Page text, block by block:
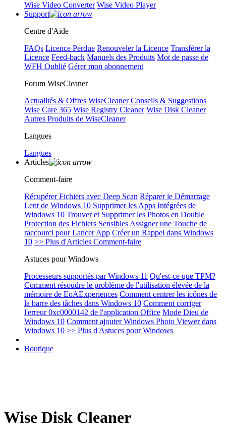
Wise Video Converter Wise Video Player
Support
Centre d'Aide
FAQs Licence Perdue Renouveler la Licence Transférer la
Licence Feed-back Manuels des Produits Mot de passe de
WFH Oublié Gérer mon abonnement
Forum WiseCleaner
Actualités & Offres WiseCleaner Conseils & Suggestions
Wise Care 365 Wise Registry Cleaner Wise Disk Cleaner
Autres Produits de WiseCleaner
Langues
Langues
Articles
Comment-faire
Récupérer Fichiers avec Deep Scan Réparer le Démarrage
Lent de Windows 10 Supprimer les Apps Intégrées de
Windows 10 Trouver et Supprimer les Photos en Double
Protection des Fichiers Sensibles Assigner une Touche de
raccourci pour Lancer App Créer un Rappel dans Windows
10 >> Plus d'Articles Comment-faire
Astuces pour Windows
Processeurs supportés par Windows 11 Qu'est-ce que TPM?
Comment résoudre le problème de l'utilisation élevée de la
mémoire de EoAExperiences Comment centrer les icônes de
la barre des tâches dans Windows 10 Comment corriger
l'erreur 0xc0000142 de l'application Office Mode Dieu de
Windows 10 Comment ajouter Windows Photo Viewer dans
Windows 10 >> Plus d'Astuces pour Windows
Boutique
Wise Disk Cleaner